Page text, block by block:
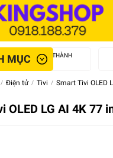
MỤC
GIAO NHANH NỘI THÀNH
An Toàn - Tận Tâm
Điện tử Tivi Smart Tivi OLED
OLED LG AI 4K 77